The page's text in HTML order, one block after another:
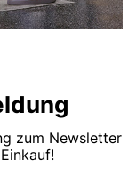
zum Newsletter